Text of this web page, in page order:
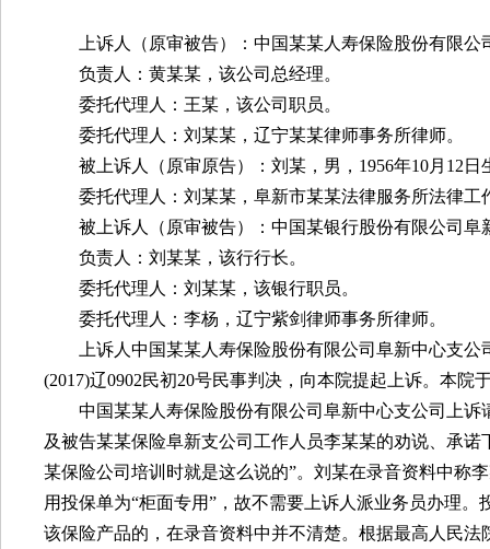
上诉人（原审被告）：中国某某人寿保险股份有限
负责人：黄某某，该公司总经理。
委托代理人：王某，该公司职员。
委托代理人：刘某某，辽宁某某律师事务所律师。
被上诉人（原审原告）：刘某，男， 1956年10月 12 日
委托代理人：刘某某，阜新市某某法律服务所法律工
被上诉人（原审被告）：中国某银行股份有限公司
负责人：刘某某，该行行长。
委托代理人：刘某某，该银行职员。
委托代理人：李杨，辽宁紫剑律师事务所律师。
上诉人中国某某人寿保险股份有限公司阜新中心支
(2017)辽0902民初20号民事判决，向本院提起上诉。本院
中国某某人寿保险股份有限公司阜新中心支公司上
及被告某某保险阜新支公司工作人员李某某的劝说、承
某保险公司培训时就是这么说的”。刘某在录音资料中称
用投保单为“柜面专用”，故不需要上诉人派业务员办理
该保险产品的，在录音资料中并不清楚。根据最高人民